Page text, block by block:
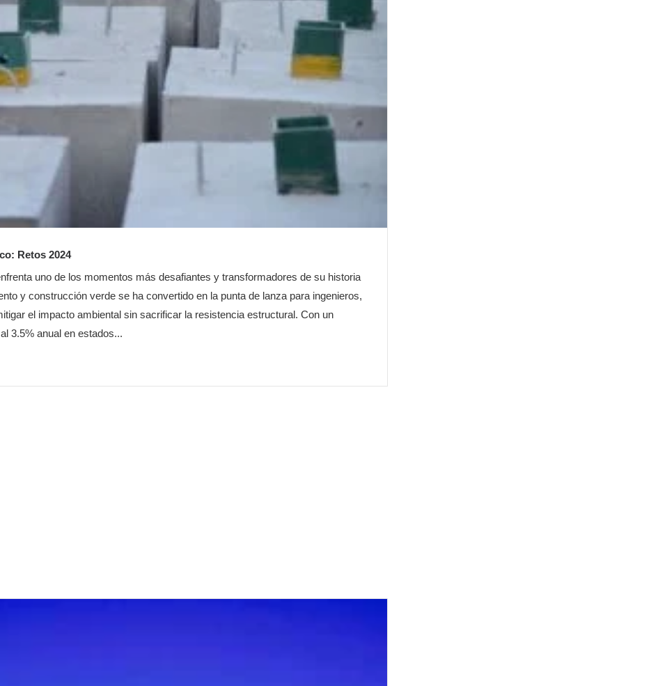
Retos 2024
uno de los momentos más desafiantes y transformadores de su historia
y construcción verde se ha convertido en la punta de lanza para ingenieros,
el impacto ambiental sin sacrificar la resistencia estructural. Con un
3.5% anual en estados...